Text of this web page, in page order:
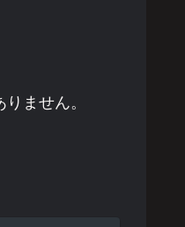
ません。